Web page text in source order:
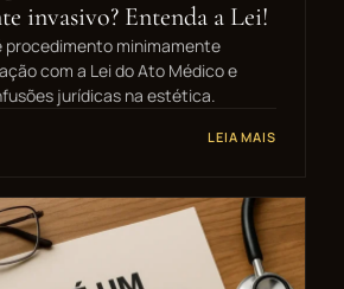
invasivo? Entenda a Lei!
procedimento minimamente
com a Lei do Ato Médico e
jurídicas na estética.
LEIA MAIS